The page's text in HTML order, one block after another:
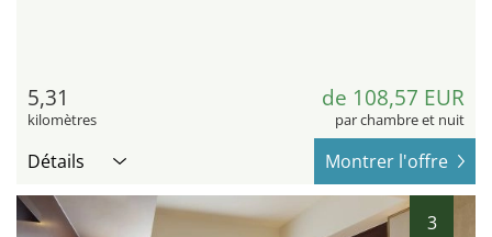
5,31
kilomètres
de 108,57 EUR
par chambre et nuit
Détails Montrer l'offre
3